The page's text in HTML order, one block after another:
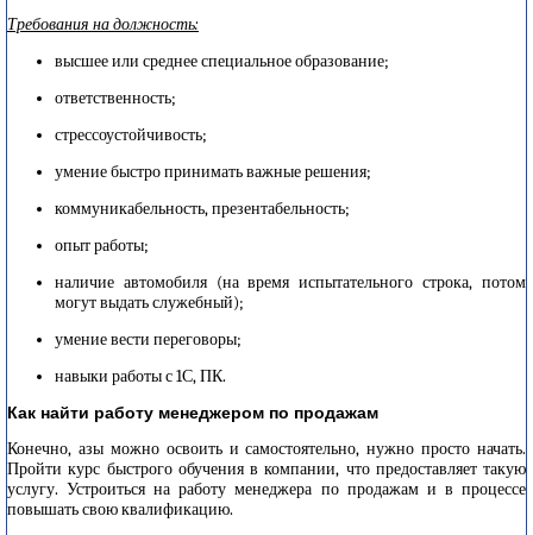
Требования на должность:
высшее или среднее специальное образование;
ответственность;
стрессоустойчивость;
умение быстро принимать важные решения;
коммуникабельность, презентабельность;
опыт работы;
наличие автомобиля (на время испытательного строка, потом
могут выдать служебный);
умение вести переговоры;
навыки работы с 1С, ПК.
Как найти работу менеджером по продажам
Конечно, азы можно освоить и самостоятельно, нужно просто начать.
Пройти курс быстрого обучения в компании, что предоставляет такую
услугу. Устроиться на работу менеджера по продажам и в процессе
повышать свою квалификацию.